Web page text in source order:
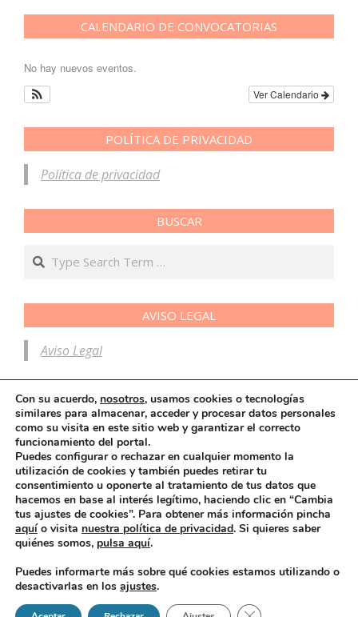
CALENDARIO DE CONVOCATORIAS
No hay nuevos eventos.
Ver Calendario
POLÍTICA DE PRIVACIDAD
Política de privacidad
BUSCAR
Search
AVISO LEGAL
Aviso Legal
SELLO DE CONFIANZA DE SITELOCK
15 DE SEPTIEMBRE
Con su acuerdo, nosotros, usamos cookies o tecnologías
similares para almacenar, acceder y procesar datos personales
como su visita en este sitio web y garantizar el correcto
funcionamiento del portal.
Puedes configurar o rechazar en cualquier momento la
utilización de cookies y también puedes retirar tu
consentimiento u oponerte al tratamiento de tus datos que
hacemos en base al interés legítimo, haciendo clic en “Cambia
tus ajustes de cookies”. Para obtener más información pincha
aquío visita nuestra política de privacidad. Si quieres saber
quiénes somos, pulsa aquí.
Puedes informarte más sobre qué cookies estamos utilizando o
desactivarlas en los ajustes.
Cerrar el banner de